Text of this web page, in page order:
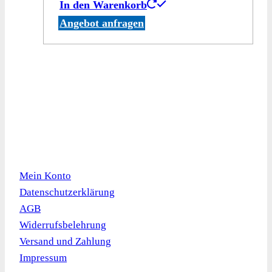
In den Warenkorb
Angebot anfragen
Mein Konto
Datenschutzerklärung
AGB
Widerrufsbelehrung
Versand und Zahlung
Impressum